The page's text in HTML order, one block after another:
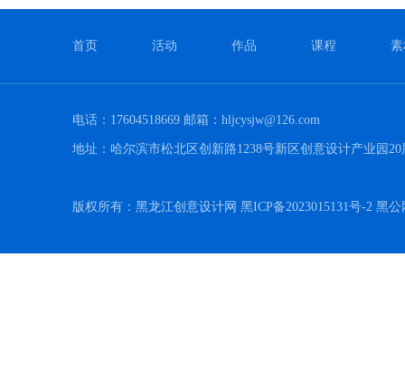
首页 活动 作品 课程
电话：17604518669 邮箱：hljcysjw@126.com
地址：哈尔滨市松北区创新路1238号新区创意设计产业园20
版权所有：黑龙江创意设计网 黑ICP备2023015131号-2 黑公